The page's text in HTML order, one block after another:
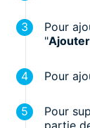
Pour
"Ajouter
Pour
Pour